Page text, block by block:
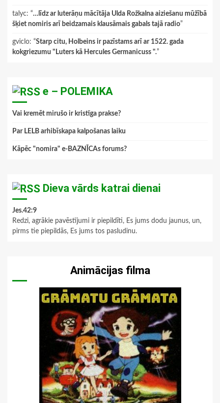
talyc: “…līdz ar luterāņu mācītāja Ulda Rožkalna aiziešanu mūžībā
šķiet nomiris arī beidzamais klausāmais gabals tajā radio”
gviclo: “Starp citu, Holbeins ir pazīstams arī ar 1522. gada
kokgriezumu "Luters kā Hercules Germanicuss ".”
e – POLEMIKA
Vai kremēt mirušo ir kristīga prakse?
Par LELB arhibīskapa kalpošanas laiku
Kāpēc "nomira" e-BAZNĪCAs forums?
Dieva vārds katrai dienai
Jes.42:9
Redzi, agrākie pavēstījumi ir piepildīti, Es jums dodu jaunus, un,
pirms tie piepildās, Es jums tos pasludinu.
Animācijas filma